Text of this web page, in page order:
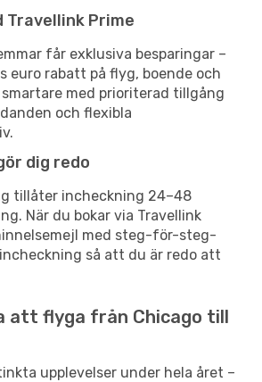
Travellink Prime
får exklusiva besparingar –
euro rabatt på flyg, boende och
med prioriterad tillgång
och flexibla
dig redo
tillåter incheckning 24–48
När du bokar via Travellink
med steg-för-steg-
så att du är redo att
att flyga från Chicago till
upplevelser under hela året –